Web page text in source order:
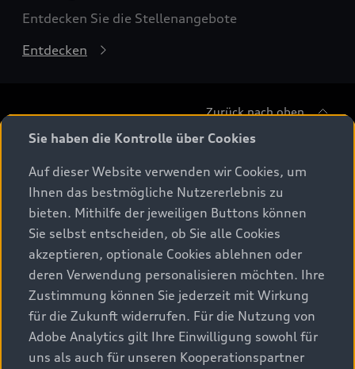
Entdecken Sie die Stellenangebote
Entdecken
Zurück nach oben
Alle Modelle
Modelle vergleichen
Elektromodelle
Plug-in-Hybride
Beratung & Kauf
Aktuelle Angebote
Sofort verfügbare Neuwagen
Gebrauchtwagen
Service & Zubehör
Audi Original Zubehör
Audi Services
Audi digital services
Kundenbereich
Kontakt
Audi Welt
Sie haben die Kontrolle über Cookies
Auf dieser Website verwenden wir Cookies, um
Ihnen das bestmögliche Nutzererlebnis zu
bieten. Mithilfe der jeweiligen Buttons können
Sie selbst entscheiden, ob Sie alle Cookies
akzeptieren, optionale Cookies ablehnen oder
deren Verwendung personalisieren möchten. Ihre
Zustimmung können Sie jederzeit mit Wirkung
für die Zukunft widerrufen. Für die Nutzung von
Adobe Analytics gilt Ihre Einwilligung sowohl für
uns als auch für unseren Kooperationspartner